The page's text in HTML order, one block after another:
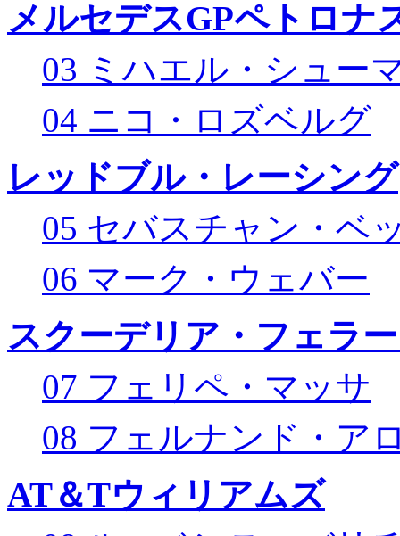
メルセデスGPペトロナ
03 ミハエル・シュー
04 ニコ・ロズベルグ
レッドブル・レーシング
05 セバスチャン・ベ
06 マーク・ウェバー
スクーデリア・フェラ
07 フェリペ・マッサ
08 フェルナンド・ア
AT＆Tウィリアムズ